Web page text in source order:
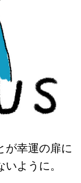
が幸運の扉に
ように。